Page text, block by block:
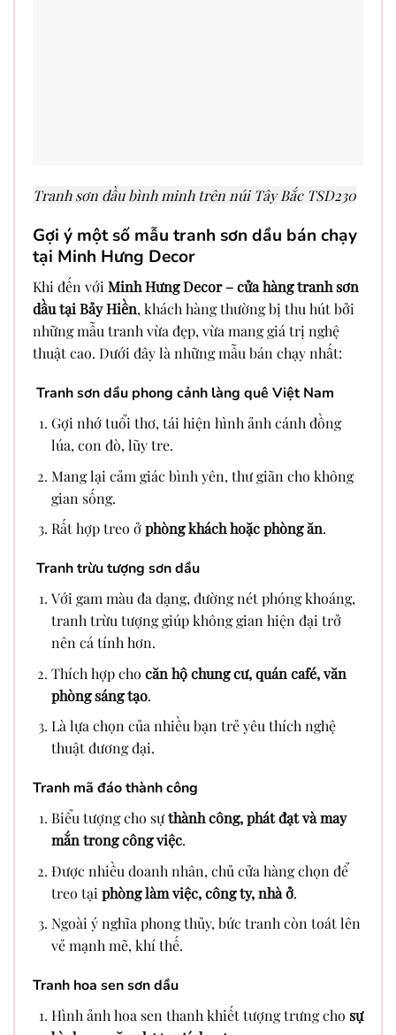
Tranh sơn dầu bình minh trên núi Tây Bắc TSD230
Gợi ý một số mẫu tranh sơn dầu bán chạy
tại Minh Hưng Decor
Khi đến vớiMinh Hưng Decor – cửa hàng tranh sơn
dầu tại Bảy Hiền, khách hàng thường bị thu hút bởi
những mẫu tranh vừa đẹp, vừa mang giá trị nghệ
thuật cao. Dưới đây là những mẫu bán chạy nhất:
Tranh sơn dầu phong cảnh làng quê Việt Nam
Gợi nhớ tuổi thơ, tái hiện hình ảnh cánh đồng
lúa, con đò, lũy tre.
Mang lại cảm giác bình yên, thư giãn cho không
gian sống.
Rất hợp treo ởphòng khách hoặc phòng ăn.
Tranh trừu tượng sơn dầu
Với gam màu đa dạng, đường nét phóng khoáng,
tranh trừu tượng giúp không gian hiện đại trở
nên cá tính hơn.
Thích hợp cho căn hộ chung cư, quán café, văn
phòng sáng tạo.
Là lựa chọn của nhiều bạn trẻ yêu thích nghệ
thuật đương đại.
Tranh mã đáo thành công
Biểu tượng cho sựthành công, phát đạt và may
mắn trong công việc.
Được nhiều doanh nhân, chủ cửa hàng chọn để
treo tại phòng làm việc, công ty, nhà ở.
Ngoài ý nghĩa phong thủy, bức tranh còn toát lên
vẻ mạnh mẽ, khí thế.
Tranh hoa sen sơn dầu
Hình ảnh hoa sen thanh khiết tượng trưng cho sự